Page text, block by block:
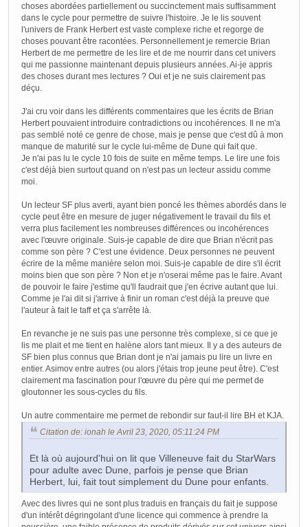
choses abordées partiellement ou succinctement mais suffisamment
dans le cycle pour permettre de suivre l'histoire. Je le lis souvent
l'univers de Frank Herbert est vaste complexe riche et regorge de
choses pouvant être racontées. Personnellement je remercie Brian
Herbert de me permettre de les lire et de me nourrir dans cet univers
qui me passionne maintenant depuis plusieurs années. Ai-je appris
des choses durant mes lectures ? Oui et je ne suis clairement pas
déçu.
J'ai cru voir dans les différents commentaires que les écrits de Brian
Herbert pouvaient introduire contradictions ou incohérences. Il ne m'a
pas semblé noté ce genre de chose, mais je pense que c'est dû à mon
manque de maturité sur le cycle lui-même de Dune qui fait que.
Je n'ai pas lu le cycle 10 fois de suite en même temps. Le lire une fois
c'est déjà bien surtout quand on n'est pas un lecteur assidu comme
moi.
Un lecteur SF plus averti, ayant bien poncé les thèmes abordés dans le
cycle peut être en mesure de juger négativement le travail du fils et
verra plus facilement les nombreuses différences ou incohérences
avec l'œuvre originale. Suis-je capable de dire que Brian n'écrit pas
comme son père ? C'est une évidence. Deux personnes ne peuvent
écrire de la même manière selon moi. Suis-je capable de dire s'il écrit
moins bien que son père ? Non et je n'oserai même pas le faire. Avant
de pouvoir le faire j'estime qu'll faudrait que j'en écrive autant que lui.
Comme je l'ai dit si j'arrive à finir un roman c'est déjà la preuve que
l'auteur à fait le taff et ça s'arrête là.
En revanche je ne suis pas une personne très complexe, si ce que je
lis me plait et me tient en halène alors tant mieux. Il y a des auteurs de
SF bien plus connus que Brian dont je n'ai jamais pu lire un livre en
entier. Asimov entre autres (ou alors j'étais trop jeune peut être). C'est
clairement ma fascination pour l'œuvre du père qui me permet de
gloutonner les sous-cycles du fils.
Un autre commentaire me permet de rebondir sur faut-il lire BH et KJA.
Citation de: ionah le Avril 23, 2020, 05:11:24 PM
Et là où aujourd'hui on lit que Villeneuve fait du StarWars
pour adulte avec Dune, parfois je pense que Brian
Herbert, lui, fait tout simplement du Dune pour enfants.
Avec des livres qui ne sont plus traduis en français du fait je suppose
d'un intérêt dégringolant d'une licence qui commence à prendre la